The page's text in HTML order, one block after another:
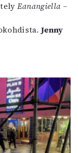
Eanangiella –
Jenny